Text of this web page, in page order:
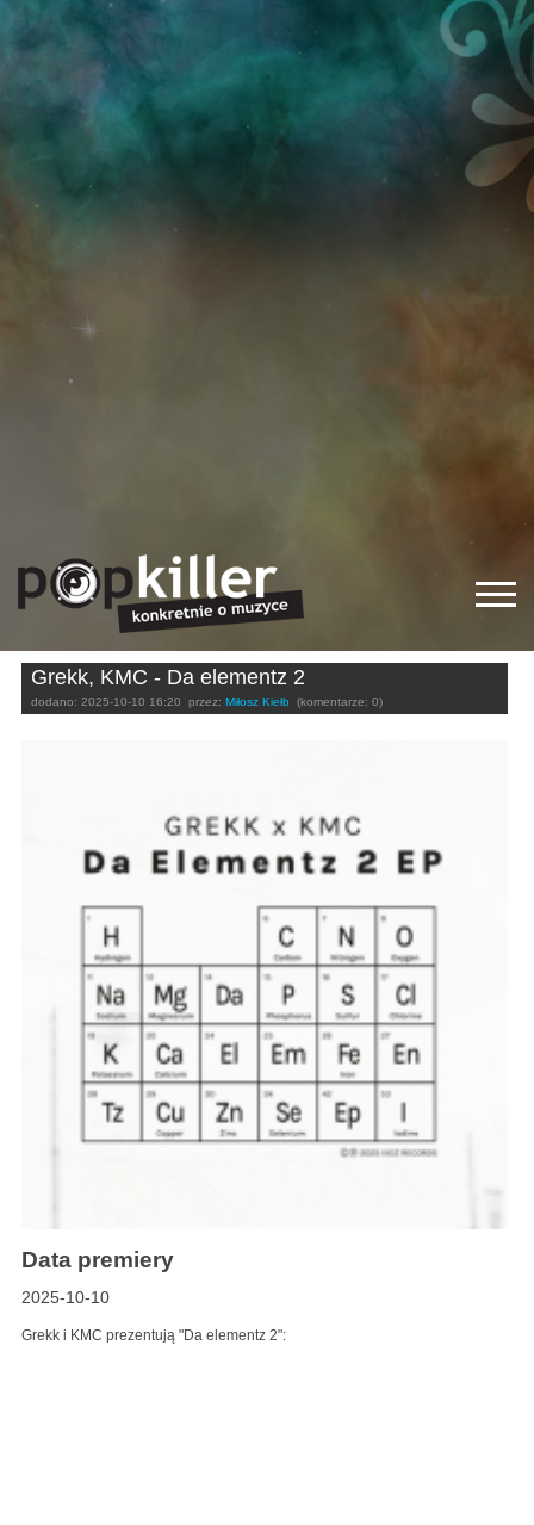
Grekk, KMC - Da elementz 2
dodano: 2025-10-10 16:20 przez: Miłosz Kiełb (komentarze: 0)
Data premiery
2025-10-10
Grekk i KMC prezentują "Da elementz 2":